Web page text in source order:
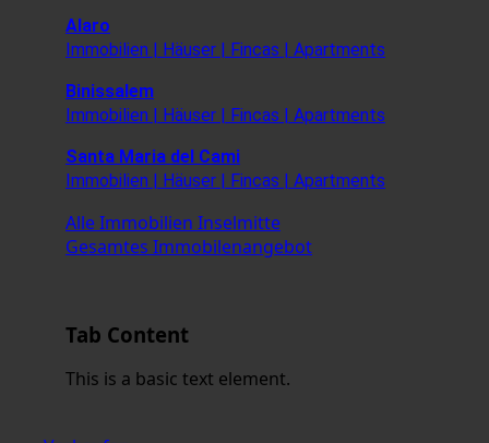
Alaro
Immobilien | Häuser | Fincas | Apartments
Binissalem
Immobilien | Häuser | Fincas | Apartments
Santa Maria del Cami
Immobilien | Häuser | Fincas | Apartments
Alle Immobilien Inselmitte
Gesamtes Immobilenangebot
Tab Content
This is a basic text element.